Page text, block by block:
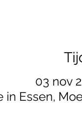
03 nov
in Essen,